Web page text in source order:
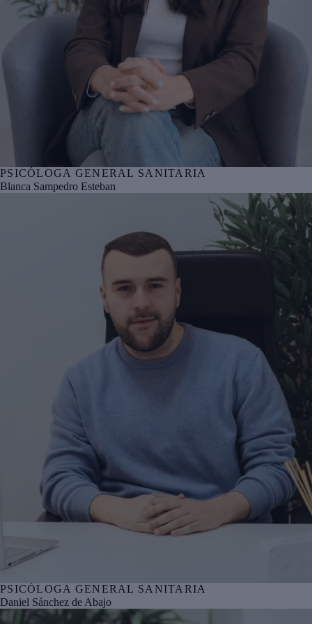
Nº col. COP Álava AA01392
PSICÓLOGA GENERAL SANITARIA
Blanca Sampedro Esteban
Nº col. COPBI BI05292
PSICÓLOGA GENERAL SANITARIA
Daniel Sánchez de Abajo